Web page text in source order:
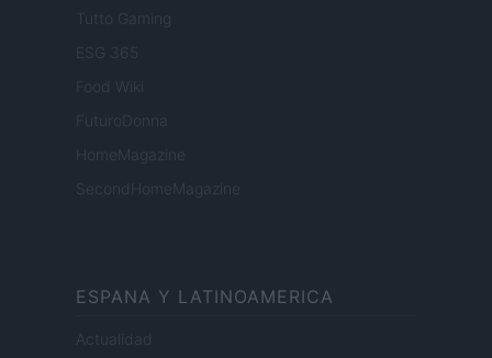
Tutto Gaming
ESG 365
Food Wiki
FuturoDonna
HomeMagazine
SecondHomeMagazine
ESPANA Y LATINOAMERICA
Actualidad